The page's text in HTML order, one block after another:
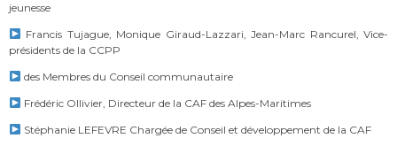
jeunesse
Francis Tujague, Monique Giraud-Lazzari, Jean-Marc Rancurel, Vice-
présidents de la CCPP
des Membres du Conseil communautaire
Frédéric Ollivier, Directeur de la CAF des Alpes-Maritimes
Stéphanie LEFEVRE Chargée de Conseil et développement de la CAF